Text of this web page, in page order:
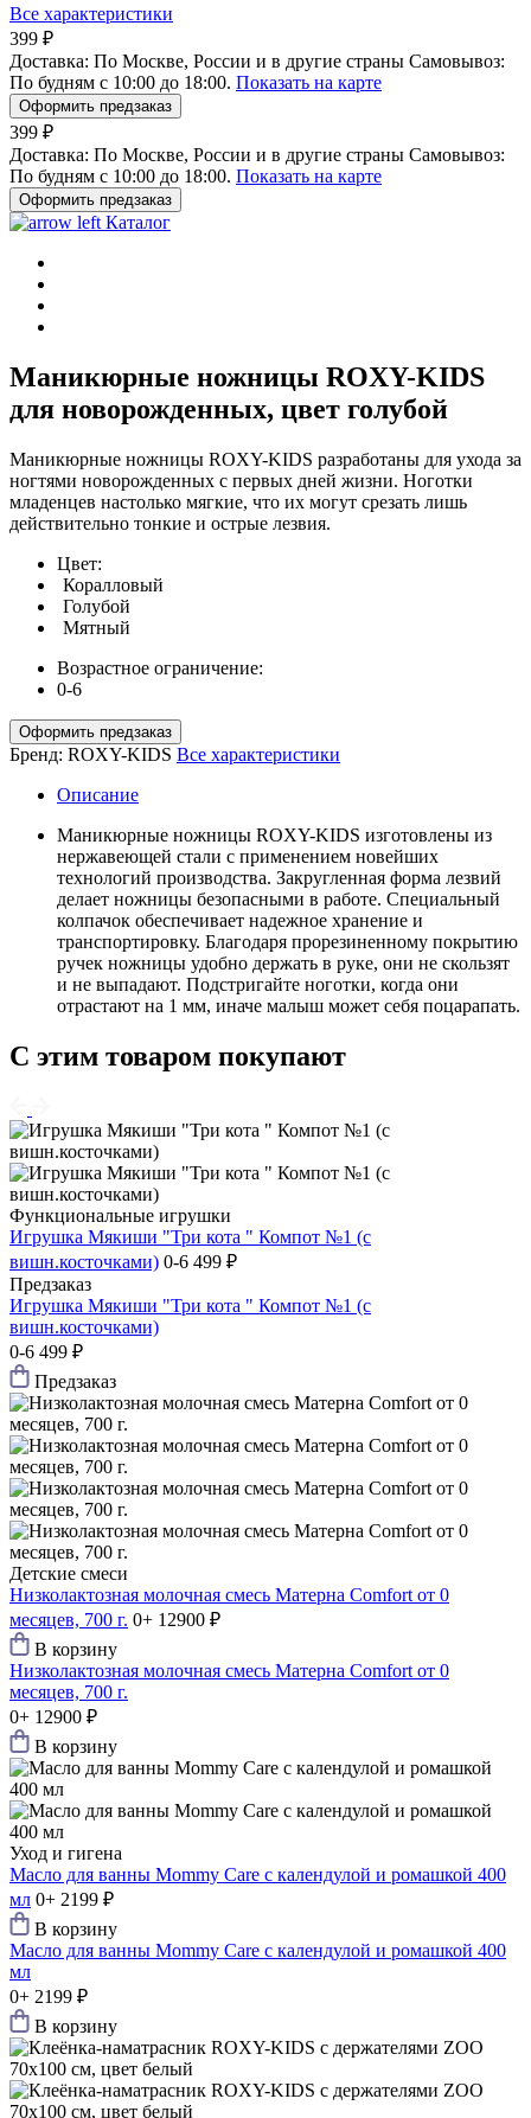
Все характеристики
399 ₽
Доставка: По Москве, России и в другие страны Самовывоз:
По будням с 10:00 до 18:00. Показать на карте
Оформить предзаказ
399 ₽
Доставка: По Москве, России и в другие страны Самовывоз:
По будням с 10:00 до 18:00. Показать на карте
Оформить предзаказ
Каталог
Маникюрные ножницы ROXY-KIDS
для новорожденных, цвет голубой
Маникюрные ножницы ROXY-KIDS разработаны для ухода за
ногтями новорожденных с первых дней жизни. Ноготки
младенцев настолько мягкие, что их могут срезать лишь
действительно тонкие и острые лезвия.
Цвет:
Коралловый
Голубой
Мятный
Возрастное ограничение:
0-6
Оформить предзаказ
Бренд: ROXY-KIDS Все характеристики
Описание
Маникюрные ножницы ROXY-KIDS изготовлены из
нержавеющей стали с применением новейших
технологий производства. Закругленная форма лезвий
делает ножницы безопасными в работе. Специальный
колпачок обеспечивает надежное хранение и
транспортировку. Благодаря прорезиненному покрытию
ручек ножницы удобно держать в руке, они не скользят
и не выпадают. Подстригайте ноготки, когда они
отрастают на 1 мм, иначе малыш может себя поцарапать.
С этим товаром покупают
Функциональные игрушки
Игрушка Мякиши "Три кота " Компот №1 (с
вишн.косточками) 0-6 499 ₽
Предзаказ
Игрушка Мякиши "Три кота " Компот №1 (с
вишн.косточками)
0-6 499 ₽
Предзаказ
Детские смеси
Низколактозная молочная смесь Матерна Comfort от 0
месяцев, 700 г. 0+ 12900 ₽
В корзину
Низколактозная молочная смесь Матерна Comfort от 0
месяцев, 700 г.
0+ 12900 ₽
В корзину
Уход и гигена
Масло для ванны Mommy Care с календулой и ромашкой 400
мл 0+ 2199 ₽
В корзину
Масло для ванны Mommy Care с календулой и ромашкой 400
мл
0+ 2199 ₽
В корзину